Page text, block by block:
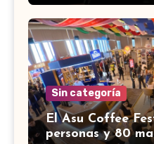
Sin categoría
El Asu Coffee
personas y 80